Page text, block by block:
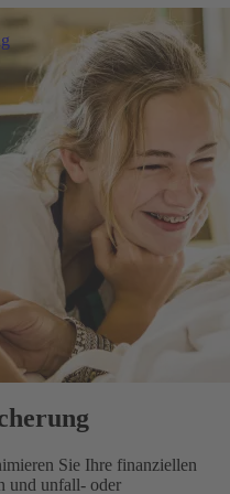
Sie Ihre finanziellen
und unfall- oder